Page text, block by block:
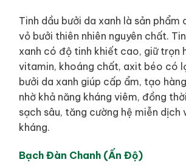
Tinh dầu bưởi da xanh là sản
vỏ bưởi thiên nhiên nguyên chất.
xanh có độ tinh khiết cao, giữ trọn
vitamin, khoáng chất, axit béo có
bưởi da xanh giúp cấp ẩm, tạo
nhờ khả năng kháng viêm, đồng
sạch sâu, tăng cường hệ miễn dịch
kháng.
Bạch Đàn Chanh (Ấn Độ)